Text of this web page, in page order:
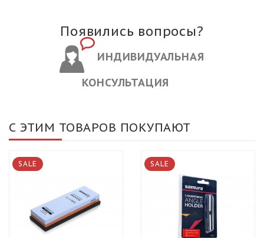
Появились вопросы?
ИНДИВИДУАЛЬНАЯ
КОНСУЛЬТАЦИЯ
С ЭТИМ ТОВАРОВ ПОКУПАЮТ
SALE SALE